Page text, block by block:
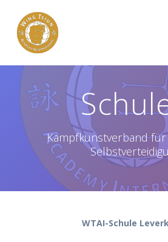
Kampfkunstverband
WTAI-Schule